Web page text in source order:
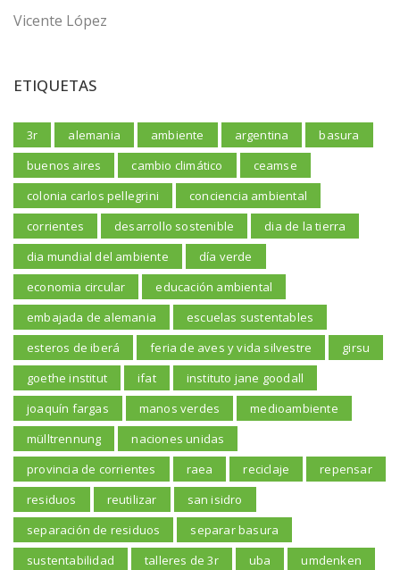
Vicente López
ETIQUETAS
3r alemania ambiente argentina
basura
buenos aires
cambio climático
ceamse
colonia carlos pellegrini
conciencia ambiental
corrientes
desarrollo sostenible
dia de la tierra
dia mundial del ambiente
día verde
economia circular
educación ambiental
embajada de alemania
escuelas sustentables
esteros de iberá
feria de aves y vida silvestre
girsu
goethe institut
ifat
instituto jane goodall
joaquín fargas
manos verdes
medioambiente
mülltrennung
naciones unidas
provincia de corrientes
raea reciclaje
repensar
residuos
reutilizar
san isidro
separación de residuos
separar basura
sustentabilidad
talleres de 3r uba
umdenken